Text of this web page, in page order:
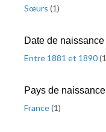
Sœurs (1)
Date de naissance
Entre 1881 et 1890(1
Pays de naissance
France(1)